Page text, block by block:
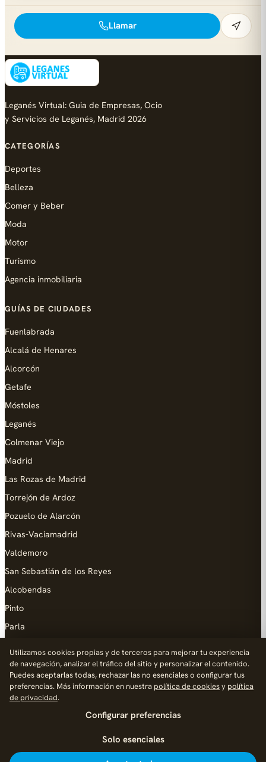
Llamar
Leganés Virtual: Guia de Empresas, Ocio
y Servicios de Leganés, Madrid 2026
CATEGORÍAS
Deportes
Belleza
Comer y Beber
Moda
Motor
Turismo
Agencia inmobiliaria
GUÍAS DE CIUDADES
Fuenlabrada
Alcalá de Henares
Alcorcón
Getafe
Móstoles
Leganés
Colmenar Viejo
Madrid
Las Rozas de Madrid
Torrejón de Ardoz
Pozuelo de Alarcón
Rivas-Vaciamadrid
Valdemoro
San Sebastián de los Reyes
Alcobendas
Pinto
Parla
AYUDA
Añadir empresa
Aviso Legal
Utilizamos cookies propias y de terceros para mejorar tu experiencia
de navegación, analizar el tráfico del sitio y personalizar el contenido.
Puedes aceptarlas todas, rechazar las no esenciales o configurar tus
preferencias. Más información en nuestra política de cookiesy política
de privacidad.
Configurar preferencias
Solo esenciales